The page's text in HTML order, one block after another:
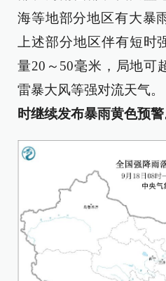
海等地部分地区有大暴
上述部分地区伴有短时
量20～50毫米，局地可
雷暴大风等强对流天气。
时继续发布暴雨黄色预警